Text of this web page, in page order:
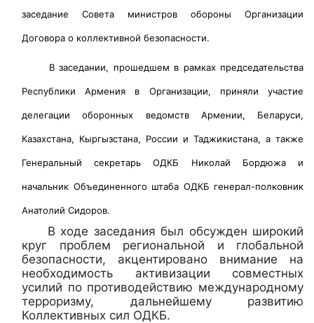
заседание Совета министров обороны Организации
Договора о коллективной безопасности.
В заседании, прошедшем в рамках председательства
Республики Армения в Организации, приняли участие
делегации оборонных ведомств Армении, Беларуси,
Казахстана, Кыргызстана, России и Таджикистана, а также
Генеральный секретарь ОДКБ Николай Бордюжа и
начальник Объединенного штаба ОДКБ генерал-полковник
Анатолий Сидоров.
В ходе заседания был обсужден широкий
круг проблем региональной и глобальной
безопасности, акцентировано внимание на
необходимость активизации совместных
усилий по противодействию международному
терроризму, дальнейшему развитию
Коллективных сил ОДКБ.